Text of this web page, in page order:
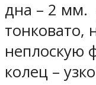
дна – 2 мм.
тонковато,
неплоскую
колец –